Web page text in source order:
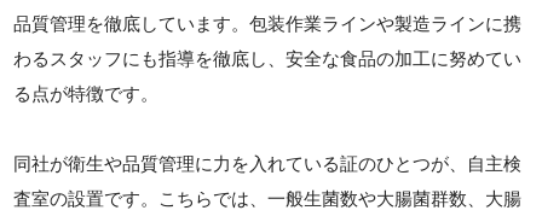
品質管理を徹底しています。包装作業ラインや製造ラインに携
わるスタッフにも指導を徹底し、安全な食品の加工に努めてい
る点が特徴です。
同社が衛生や品質管理に力を入れている証のひとつが、自主検
査室の設置です。こちらでは、一般生菌数や大腸菌群数、大腸